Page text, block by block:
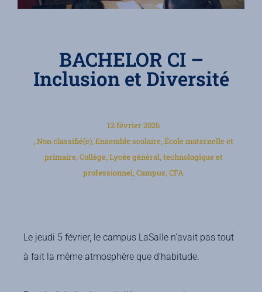
BACHELOR CI –
Inclusion et Diversité
12 février 2026
,Non classifié(e),Ensemble scolaire,École maternelle et
primaire,Collège,Lycée général, technologique et
professionnel,Campus,CFA
Le jeudi 5 février, le campus LaSalle n’avait pas tout
à fait la même atmosphère que d’habitude.